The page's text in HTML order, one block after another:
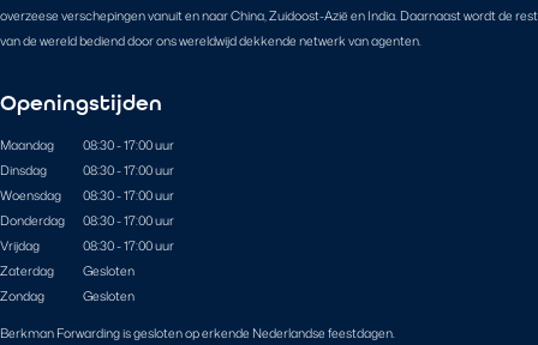
overzeese verschepingen vanuit en naar China, Zuidoost-Azië en India. Daarnaast wordt de rest
van de wereld bediend door ons wereldwijd dekkende netwerk van agenten.
Openingstijden
Maandag
08:30 - 17:00 uur
Dinsdag
08:30 - 17:00 uur
Woensdag
08:30 - 17:00 uur
Donderdag
08:30 - 17:00 uur
Vrijdag
08:30 - 17:00 uur
Zaterdag
Gesloten
Zondag
Gesloten
Berkman Forwarding is gesloten op erkende Nederlandse feestdagen.